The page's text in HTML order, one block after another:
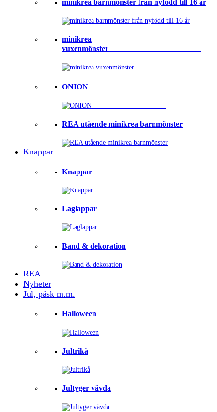
minikrea barnmönster från nyfödd till 16 år
minikrea
vuxenmönster⠀⠀⠀⠀⠀⠀⠀⠀⠀⠀⠀⠀⠀⠀⠀⠀
ONION ⠀⠀⠀⠀⠀⠀⠀⠀⠀⠀⠀⠀⠀⠀⠀
REA utående minikrea barnmönster
Knappar
Knappar
Laglappar
Band & dekoration
REA
Nyheter
Jul, påsk m.m.
Halloween
Jultrikå
Jultyger vävda